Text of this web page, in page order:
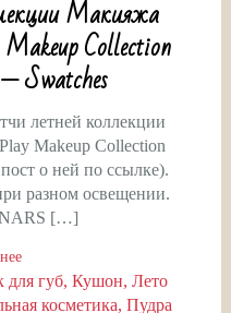
Макияжа
Collection
Swatches
летней коллекции
Makeup Collection
о ней по ссылке).
разном освещении.
[…]
для губ Кушон Лето
косметика Пудра